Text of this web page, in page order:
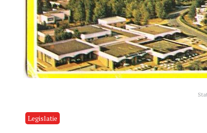
Legislatie